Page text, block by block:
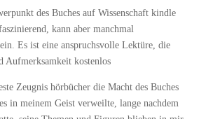
des Buches auf Wissenschaft kindle
kann aber manchmal
Es ist eine anspruchsvolle Lektüre, die
Aufmerksamkeit kostenlos
Zeugnis hörbücher die Macht des Buches
in meinem Geist verweilte, lange nachdem